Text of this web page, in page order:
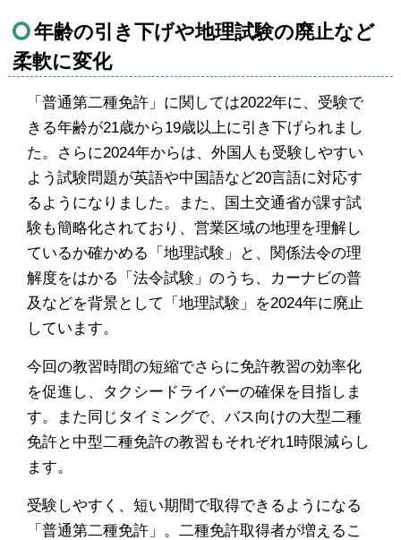
年齢の引き下げや地理試験の廃止など
柔軟に変化
「普通第二種免許」に関しては2022年に、受験で
きる年齢が21歳から19歳以上に引き下げられまし
た。さらに2024年からは、外国人も受験しやすい
よう試験問題が英語や中国語など20言語に対応す
るようになりました。また、国土交通省が課す試
験も簡略化されており、営業区域の地理を理解し
ているか確かめる「地理試験」と、関係法令の理
解度をはかる「法令試験」のうち、カーナビの普
及などを背景として「地理試験」を2024年に廃止
しています。
今回の教習時間の短縮でさらに免許教習の効率化
を促進し、タクシードライバーの確保を目指しま
す。また同じタイミングで、バス向けの大型二種
免許と中型二種免許の教習もそれぞれ1時限減らし
ます。
受験しやすく、短い期間で取得できるようになる
「普通第二種免許」。二種免許取得者が増えるこ